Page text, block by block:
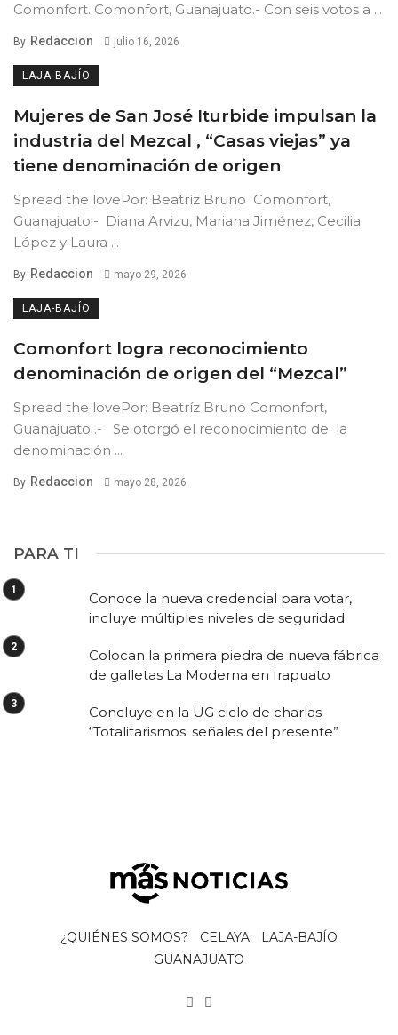
Comonfort. Comonfort, Guanajuato.- Con seis votos a ...
By Redaccion julio 16, 2026
LAJA-BAJÍO
Mujeres de San José Iturbide impulsan la
industria del Mezcal , “Casas viejas” ya
tiene denominación de origen
Spread the lovePor: Beatríz Bruno Comonfort,
Guanajuato.- Diana Arvizu, Mariana Jiménez, Cecilia
López y Laura ...
By Redaccion mayo 29, 2026
LAJA-BAJÍO
Comonfort logra reconocimiento
denominación de origen del “Mezcal”
Spread the lovePor: Beatríz Bruno Comonfort,
Guanajuato .- Se otorgó el reconocimiento de la
denominación ...
By Redaccion mayo 28, 2026
PARA TI
Conoce la nueva credencial para votar,
incluye múltiples niveles de seguridad
Colocan la primera piedra de nueva fábrica
de galletas La Moderna en Irapuato
Concluye en la UG ciclo de charlas
“Totalitarismos: señales del presente”
¿QUIÉNES SOMOS? CELAYA
LAJA-BAJÍO
GUANAJUATO